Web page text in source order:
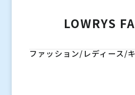
LOWRYS
ファッション/レディース/